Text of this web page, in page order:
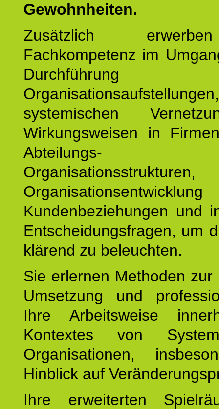
Gewohnheiten.
Zusätzlich
Fachkompetenz im
systemischen
Wirkungsweisen in
Abteilungs-
Kundenbeziehungen und
Entscheidungsfragen, um
klärend zu beleuchten.
Sie erlernen Methoden zur
Umsetzung und
Ihre Arbeitsweise
Kontextes von
Organisationen,
Hinblick auf
Ihre erweiterten